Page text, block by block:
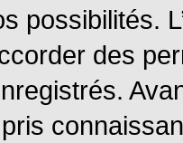
possibilités.
des